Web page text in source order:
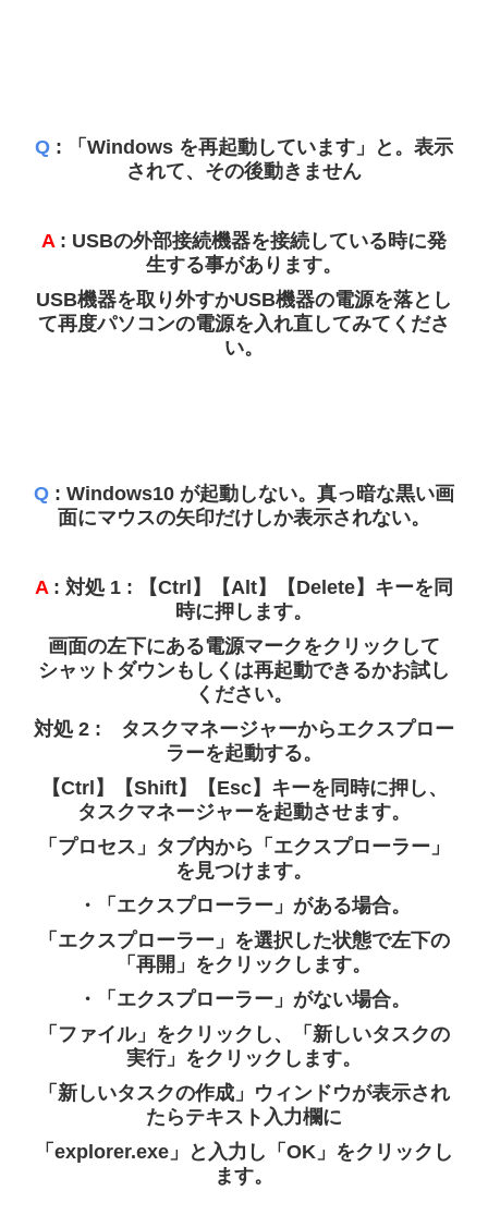
Q : 「Windows を再起動しています」と。表示
されて、その後動きません
A : USBの外部接続機器を接続している時に発
生する事があります。
USB機器を取り外すかUSB機器の電源を落とし
て再度パソコンの電源を入れ直してみてくださ
い。
Q : Windows10 が起動しない。真っ暗な黒い画
面にマウスの矢印だけしか表示されない。
A : 対処 1 : 【Ctrl】【Alt】【Delete】キーを同
時に押します。
画面の左下にある電源マークをクリックして
シャットダウンもしくは再起動できるかお試し
ください。
対処 2 : タスクマネージャーからエクスプロー
ラーを起動する。
【Ctrl】【Shift】【Esc】キーを同時に押し、
タスクマネージャーを起動させます。
「プロセス」タブ内から「エクスプローラー」
を見つけます。
・「エクスプローラー」がある場合。
「エクスプローラー」を選択した状態で左下の
「再開」をクリックします。
・「エクスプローラー」がない場合。
「ファイル」をクリックし、「新しいタスクの
実行」をクリックします。
「新しいタスクの作成」ウィンドウが表示され
たらテキスト入力欄に
「explorer.exe」と入力し「OK」をクリックし
ます。